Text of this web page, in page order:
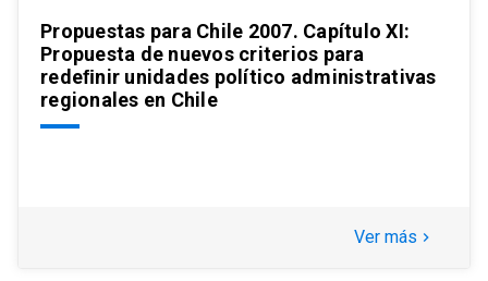
Propuestas para Chile 2007. Capítulo XI:
Propuesta de nuevos criterios para
redeﬁnir unidades político administrativas
regionales en Chile
Ver más keyboard_arrow_right